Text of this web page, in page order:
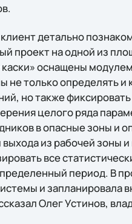
детально
проект на одной из
оснащены
не только определять
но также
целого ряда
в опасные зоны и
из рабочей зоны
все
период. В
и запланировала
Олег Устинов,